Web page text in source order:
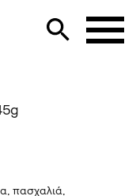
πασχαλιά,